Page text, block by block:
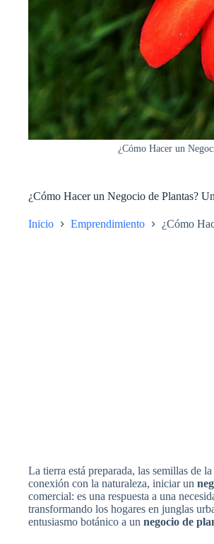
¿Cómo Hacer un
¿Cómo Hacer un Negocio de Plantas?
Inicio Emprendimiento ¿Cómo
La tierra está preparada, las semillas de
conexión con la naturaleza, iniciar un
comercial: es una respuesta a una
transformando los hogares en junglas
entusiasmo botánico a un negocio de